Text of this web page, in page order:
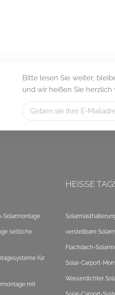
Bitte lesen Sie weiter,
und wir heißen Sie
Solarmontage
seitliche
für
mit
HEISSE
verstellbare
Flachdach-
Solar-Carport-
Wasserdichter